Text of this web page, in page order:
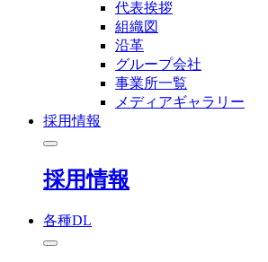
代表挨拶
組織図
沿革
グループ会社
事業所一覧
メディアギャラリー
採用情報
採用情報
各種DL